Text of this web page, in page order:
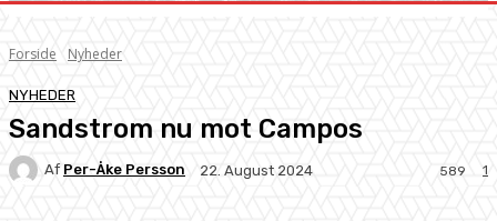
Forside Nyheder
NYHEDER
Sandstrom nu mot Campos
Af Per-Åke Persson 22. August 2024 1
589